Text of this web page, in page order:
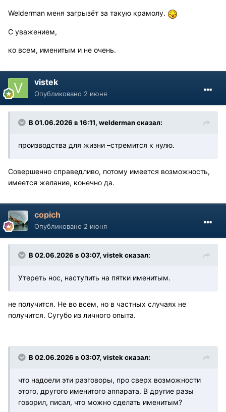
Welderman меня загрызёт за такую крамолу.
С уважением,
ко всем, именитым и не очень.
vistek
Опубликовано 2 июня
В 01.06.2026 в 16:11, weldermanсказал:
производства для жизни –стремится к нулю.
Совершенно справедливо, потому имеется возможность,
имеется желание, конечно да.
copich
Опубликовано 2 июня
В 02.06.2026 в 03:07, vistek сказал:
Утереть нос, наступить на пятки именитым.
не получится. Не во всем, но в частных случаях не
получится. Сугубо из личного опыта.
В 02.06.2026 в 03:07, vistek сказал:
что надоели эти разговоры, про сверх возможности
этого, другого именитого аппарата. В другие разы
говорил, писал, что можно сделать именитым?